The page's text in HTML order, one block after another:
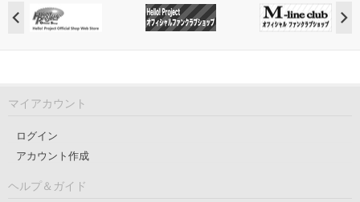
マイアカウント
ログイン
アカウント作成
ヘルプ＆ガイド